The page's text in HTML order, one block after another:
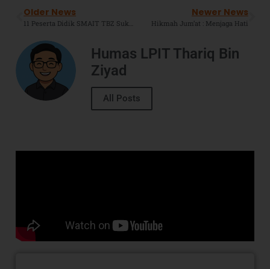
Older News Newer News
Hikmah Jum’at : Menjaga Hati
Humas LPIT Thariq Bin
Ziyad
All Posts